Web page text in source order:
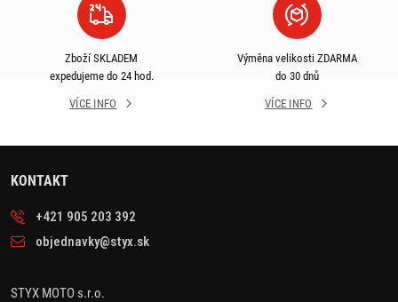
Zboží SKLADEM
expedujeme do 24 hod.
VÍCE INFO
Výměna velikosti ZDARMA
do 30 dnů
VÍCE INFO
KONTAKT
+421 905 203 392
objednavky@styx.sk
STYX MOTO s.r.o.